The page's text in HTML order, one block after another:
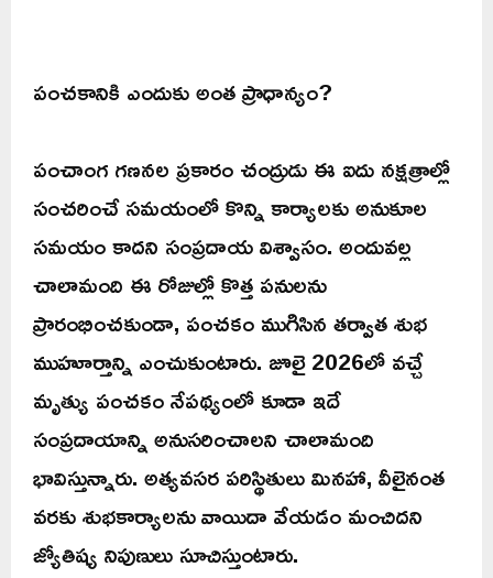
పంచకానికి ఎందుకు అంత ప్రాధాన్యం?
పంచాంగ గణనల ప్రకారం చంద్రుడు ఈ ఐదు నక్షత్రాల్లో
సంచరించే సమయంలో కొన్ని కార్యాలకు అనుకూల
సమయం కాదని సంప్రదాయ విశ్వాసం. అందువల్ల
చాలామంది ఈ రోజుల్లో కొత్త పనులను
ప్రారంభించకుండా, పంచకం ముగిసిన తర్వాత శుభ
ముహూర్తాన్ని ఎంచుకుంటారు. జూలై 2026లో వచ్చే
మృత్యు పంచకం నేపథ్యంలో కూడా ఇదే
సంప్రదాయాన్ని అనుసరించాలని చాలామంది
భావిస్తున్నారు. అత్యవసర పరిస్థితులు మినహా, వీలైనంత
వరకు శుభకార్యాలను వాయిదా వేయడం మంచిదని
జ్యోతిష్య నిపుణులు సూచిస్తుంటారు.